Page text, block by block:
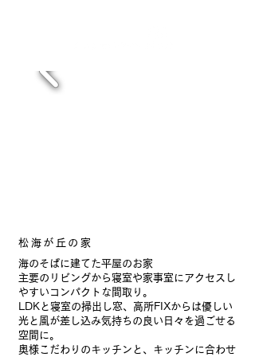
松海が丘の家
海のそばに建てた平屋のお家
主要のリビングから寝室や家事室にアクセスし
やすいコンパクトな間取り。
LDKと寝室の掃出し窓、高所FIXからは優しい
光と風が差し込み気持ちの良い日々を過ごせる
空間に。
奥様こだわりのキッチンと、キッチンに合わせ